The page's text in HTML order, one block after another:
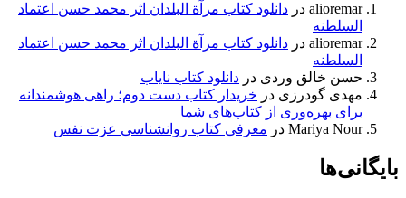
alioremar در دانلود کتاب مرآة البلدان اثر محمد حسن اعتماد
السلطنه
alioremar در دانلود کتاب مرآة البلدان اثر محمد حسن اعتماد
السلطنه
حسن خالق وردی در دانلود کتاب نایاب
مهدی گودرزی در خریدار کتاب دست دوم؛ راهی هوشمندانه
برای بهره‌وری از کتاب‌های شما
Mariya Nour در معرفی کتاب روانشناسی عزت نفس
بایگانی‌ها